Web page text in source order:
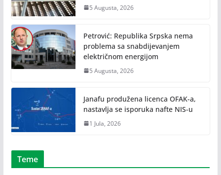
5 Augusta, 2026
Petrović: Republika Srpska nema
problema sa snabdijevanjem
električnom energijom
5 Augusta, 2026
Janafu produžena licenca OFAK-a,
nastavlja se isporuka nafte NIS-u
1 Jula, 2026
Teme